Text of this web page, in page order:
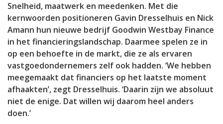
Snelheid, maatwerk en meedenken. Met die
kernwoorden positioneren Gavin Dresselhuis en Nick
Amann hun nieuwe bedrijf Goodwin Westbay Finance
in het financieringslandschap. Daarmee spelen ze in
op een behoefte in de markt, die ze als ervaren
vastgoedondernemers zelf ook hadden. ‘We hebben
meegemaakt dat financiers op het laatste moment
afhaakten’, zegt Dresselhuis. ‘Daarin zijn we absoluut
niet de enige. Dat willen wij daarom heel anders
doen.’